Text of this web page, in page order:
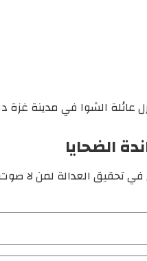
عائلة الشوا في مدينة
الضحايا
تحقيق العدالة لمن لا